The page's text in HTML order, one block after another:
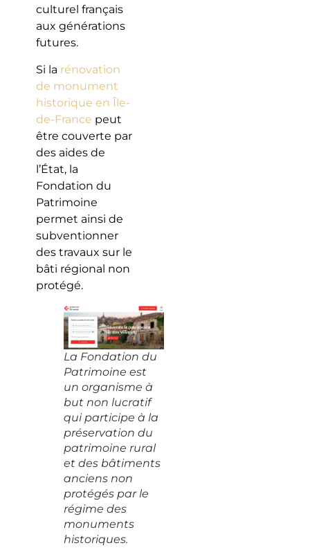
culturel français
aux générations
futures.
Si la rénovation
de monument
historique en Île-
de-France peut
être couverte par
des aides de
l’État, la
Fondation du
Patrimoine
permet ainsi de
subventionner
des travaux sur le
bâti régional non
protégé.
La Fondation du
Patrimoine est
un organisme à
but non lucratif
qui participe à la
préservation du
patrimoine rural
et des bâtiments
anciens non
protégés par le
régime des
monuments
historiques.